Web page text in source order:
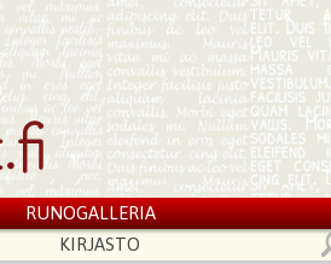
RUNOGALLERIA
KIRJASTO